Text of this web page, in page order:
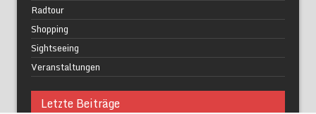
Radtour
Shopping
Sightseeing
Veranstaltungen
Letzte Beiträge